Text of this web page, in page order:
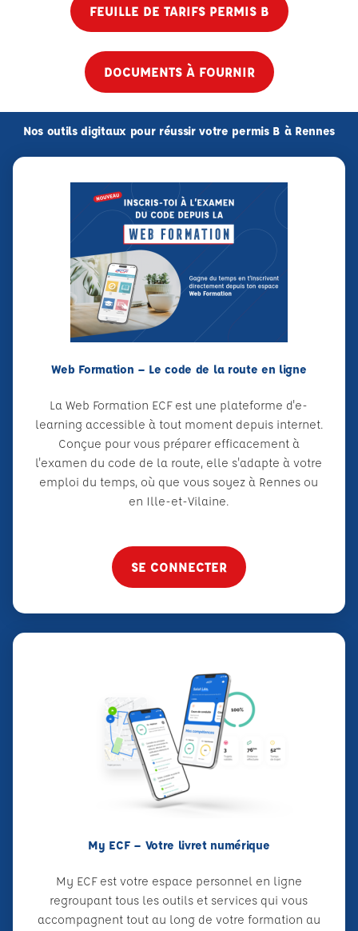
FEUILLE DE TARIFS PERMIS B
DOCUMENTS À FOURNIR
Nos outils digitaux pour réussir votre permis B à Rennes
Web Formation – Le code de la route en ligne
La Web Formation ECF est une plateforme d'e-
learning accessible à tout moment depuis internet.
Conçue pour vous préparer efficacement à
l'examen du code de la route, elle s'adapte à votre
emploi du temps, où que vous soyez à Rennes ou
en Ille-et-Vilaine.
SE CONNECTER
My ECF – Votre livret numérique
My ECF est votre espace personnel en ligne
regroupant tous les outils et services qui vous
accompagnent tout au long de votre formation au